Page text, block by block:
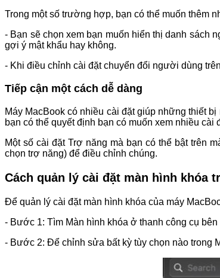
Trong một số trường hợp, bạn có thể muốn thêm
- Bạn sẽ chọn xem bạn muốn hiển thị danh sách
gợi ý mật khẩu hay không.
- Khi điều chỉnh cài đặt chuyển đổi người dùng
Tiếp cận một cách dễ dàng
Máy MacBook có nhiều cài đặt giúp những thiết
bạn có thể quyết định bạn có muốn xem nhiều cài
Một số cài đặt Trợ năng mà bạn có thể bật trên
chọn trợ năng) để điều chỉnh chúng.
Cách quản lý cài đặt màn hình khóa
Để quản lý cài đặt màn hình khóa của máy
- Bước 1: Tìm Màn hình khóa ở thanh công cụ bên
- Bước 2: Để chỉnh sửa bất kỳ tùy chọn nào trong